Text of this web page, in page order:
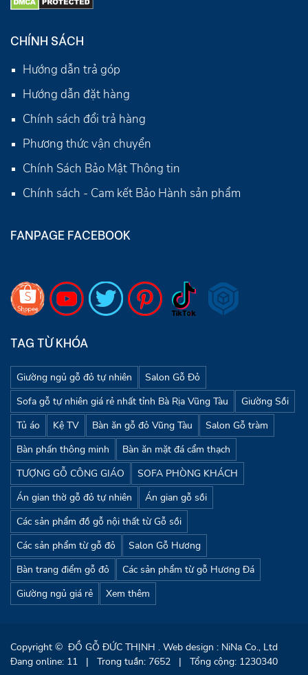
CHÍNH SÁCH
Hướng dẫn trả góp
Hướng dẫn đặt hàng
Chính sách đổi trả hàng
Phương thức vận chuyển
Chính Sách Bảo Mật Thông tin
Chính sách - Cam kết Bảo Hành sản phẩm
FANPAGE FACEBOOK
TAG TỪ KHÓA
Giường ngủ gỗ đỏ tự nhiên
Salon Gỗ Đỏ
Sofa gỗ tự nhiên giá rẻ nhất tỉnh Bà Rịa Vũng Tàu
Giường Sồi
Tủ áo
Kệ TV Bàn ăn gỗ đỏ Vũng Tàu
Salon Gỗ tràm
Bàn phấn thông minh
Bàn ăn mặt đá cẩm thạch
TƯỢNG GỖ CÔNG GIÁO
SOFA PHÒNG KHÁCH
Án gian thờ gỗ đỏ tự nhiên
Án gian gỗ sồi
Các sản phẩm đồ gỗ nội thất từ Gỗ sồi
Các sản phẩm từ gỗ đỏ
Salon Gỗ Hương
Bàn trang điểm gỗ đỏ
Các sản phẩm từ gỗ Hương Đá
Giường ngủ giá rẻ
Xem thêm
Copyright © ĐỒ GỖ ĐỨC THỊNH . Web design : NiNa Co., Ltd
Đang online: 11
| Trong tuần: 7652 | Tổng cộng: 1230340